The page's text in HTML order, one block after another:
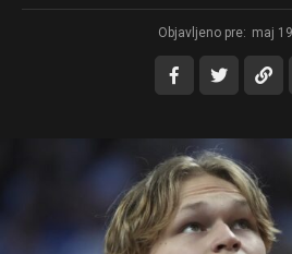
Objavljeno pre: maj